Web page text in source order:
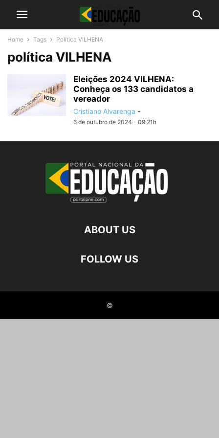
Home Tags Política VILHENA
política VILHENA
Eleições 2024 VILHENA:
Conheça os 133 candidatos a
vereador
Cristiano Alvarenga -
6 de outubro de 2024 - 09:21h
ABOUT US
FOLLOW US
©